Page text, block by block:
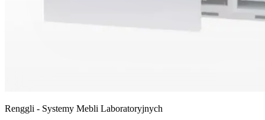
Renggli - Systemy Mebli Laboratoryjnych